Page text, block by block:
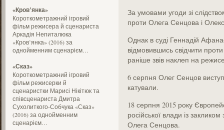
«Кров’янка»
Короткометражний ігровий
фільм режисера й сценариста
Аркадія Непиталюка
«Кров’янка» (2016) за
однойменним сценарієм…
«Сказ»
Короткометражний ігровий
фільм режисерки й
сценаристки Марисі Нікітюк та
співсценариста Дмитра
Сухолиткого-Собчука «Сказ»
(2016) за однойменним
сценарієм…
За умовами угоди зі
проти Олега Сенцова і
Однак в суді Геннадій
відмовившись свідчити
раніше звів наклеп на
6 серпня Олег Сенцов
катували.
18 серпня 2015 року
російської влади із
Олега Сенцова.